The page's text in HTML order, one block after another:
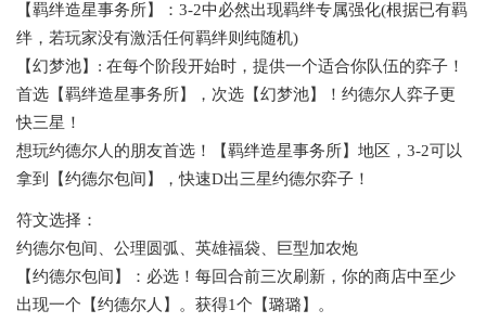
【羁绊造星事务所】：3-2中必然出现羁绊专属强化(根据已有羁
绊，若玩家没有激活任何羁绊则纯随机)
【幻梦池】: 在每个阶段开始时，提供一个适合你队伍的弈子！
首选【羁绊造星事务所】，次选【幻梦池】！约德尔人弈子更
快三星！
想玩约德尔人的朋友首选！【羁绊造星事务所】地区，3-2可以
拿到【约德尔包间】，快速D出三星约德尔弈子！
符文选择：
约德尔包间、公理圆弧、英雄福袋、巨型加农炮
【约德尔包间】：必选！每回合前三次刷新，你的商店中至少
出现一个【约德尔人】。获得1个【璐璐】。